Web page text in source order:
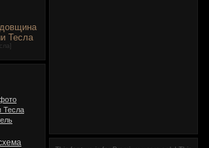
Тесла
Тесла